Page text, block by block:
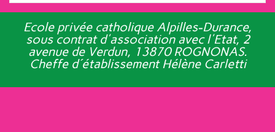
Ecole privée catholique Alpilles-Durance,
sous contrat d'association avec l'Etat, 2
avenue de Verdun, 13870 ROGNONAS.
Cheffe d´établissement Hélène Carletti